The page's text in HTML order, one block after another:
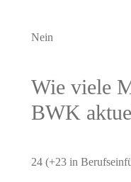
Nein
Wie viele
BWK
24 (+23 in